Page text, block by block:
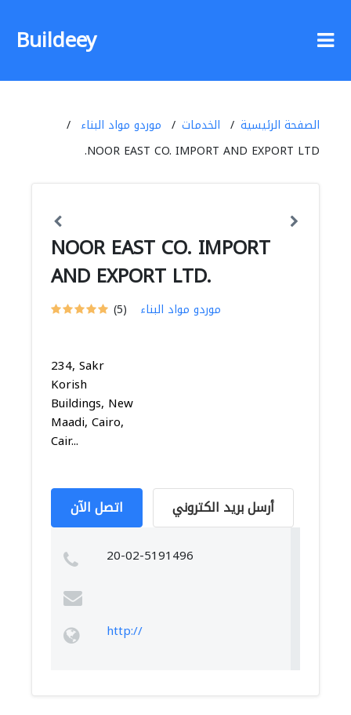
Buildeey
الصفحة الرئيسية الخدمات
موردو مواد البناء
NOOR EAST CO. IMPORT AND EXPORT LTD.
NOOR EAST CO. IMPORT
AND EXPORT LTD.
(5) موردو مواد البناء
234, Sakr
Korish
Buildings, New
Maadi, Cairo,
Cair...
اتصل الآن أرسل بريد الكتروني
20-02-5191496
http://